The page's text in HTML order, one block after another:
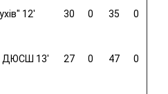
12' 30 0 35 0
ДЮСШ 13' 27 0 47 0